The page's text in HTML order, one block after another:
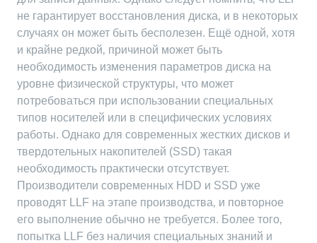
не гарантирует восстановления диска‚ и в некоторых
случаях он может быть бесполезен. Ещё одной‚ хотя
и крайне редкой‚ причиной может быть
необходимость изменения параметров диска на
уровне физической структуры‚ что может
потребоваться при использовании специальных
типов носителей или в специфических условиях
работы. Однако для современных жестких дисков и
твердотельных накопителей (SSD) такая
необходимость практически отсутствует.
Производители современных HDD и SSD уже
проводят LLF на этапе производства‚ и повторное
его выполнение обычно не требуется. Более того‚
попытка LLF без наличия специальных знаний и